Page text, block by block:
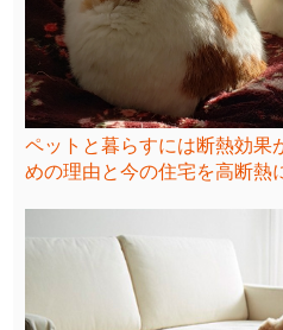
ペットと暮らすには断熱効果
めの理由と今の住宅を高断熱